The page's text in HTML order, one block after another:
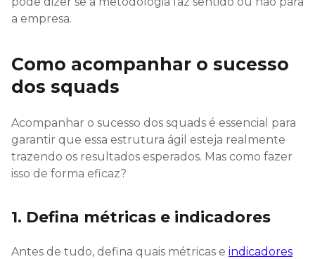
a empresa.
Como acompanhar o sucesso
dos squads
Acompanhar o sucesso dos squads é essencial para
garantir que essa estrutura ágil esteja realmente
trazendo os resultados esperados. Mas como fazer
isso de forma eficaz?
1. Defina métricas e indicadores
Antes de tudo, defina quais métricas e indicadores